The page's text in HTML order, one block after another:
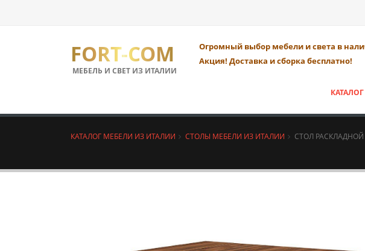
FORT-COM
МЕБЕЛЬ И СВЕТ ИЗ ИТАЛИИ
Огромный выбор мебели и света в
Акция! Доставка и сборка бесплатно!
КАТАЛОГ
КАТАЛОГ МЕБЕЛИ ИЗ ИТАЛИИ СТОЛЫ МЕБЕЛИ ИЗ ИТАЛИИ СТОЛ РАСКЛАДНОЙ